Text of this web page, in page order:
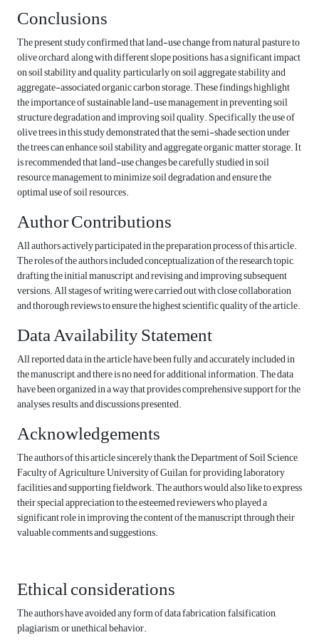
Conclusions
The present study confirmed that land-use change from natural pasture to
olive orchard, along with different slope positions, has a significant impact
on soil stability and quality, particularly on soil aggregate stability and
aggregate-associated organic carbon storage. These findings highlight
the importance of sustainable land-use management in preventing soil
structure degradation and improving soil quality. Specifically, the use of
olive trees in this study demonstrated that the semi-shade section under
the trees can enhance soil stability and aggregate organic matter storage. It
is recommended that land-use changes be carefully studied in soil
resource management to minimize soil degradation and ensure the
optimal use of soil resources.
Author Contributions
All authors actively participated in the preparation process of this article.
The roles of the authors included conceptualization of the research topic,
drafting the initial manuscript, and revising and improving subsequent
versions. All stages of writing were carried out with close collaboration
and thorough reviews to ensure the highest scientific quality of the article.
Data Availability Statement
All reported data in the article have been fully and accurately included in
the manuscript, and there is no need for additional information. The data
have been organized in a way that provides comprehensive support for the
analyses, results, and discussions presented.
Acknowledgements
The authors of this article sincerely thank the Department of Soil Science,
Faculty of Agriculture, University of Guilan, for providing laboratory
facilities and supporting fieldwork. The authors would also like to express
their special appreciation to the esteemed reviewers who played a
significant role in improving the content of the manuscript through their
valuable comments and suggestions.
Ethical considerations
The authors have avoided any form of data fabrication, falsification,
plagiarism, or unethical behavior.